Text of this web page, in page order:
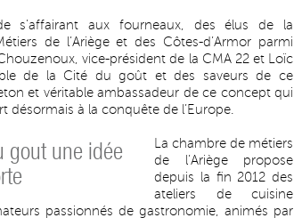
s’affairant aux fourneaux, des élus de la
de l’Ariège et des Côtes-d’Armor parmi
vice-président de la CMA 22 et Loïc
de la Cité du goût et des saveurs de ce
et véritable ambassadeur de ce concept qui
désormais à la conquête de l’Europe.
gout une idée
La chambre de métiers
de l’Ariège propose
depuis la fin 2012 des
ateliers de cuisine
passionnés de gastronomie, animés par